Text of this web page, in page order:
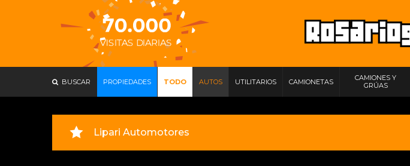
BUSCAR PROPIEDADES TODO AUTOS UTILITARIOS CAMIONETAS
CAMIONES Y
GRÚAS
Lipari Automotores